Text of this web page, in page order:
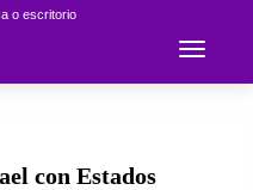
o escritorio
Toggle
con Estados